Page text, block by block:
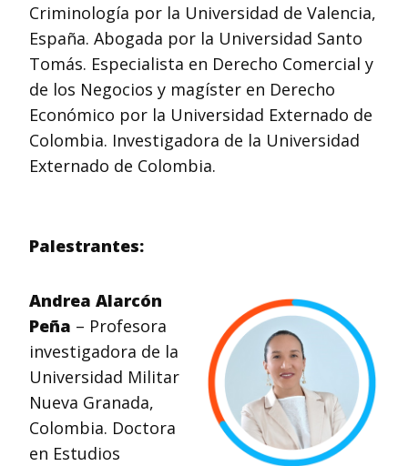
Criminología por la Universidad de Valencia,
España. Abogada por la Universidad Santo
Tomás. Especialista en Derecho Comercial y
de los Negocios y magíster en Derecho
Económico por la Universidad Externado de
Colombia. Investigadora de la Universidad
Externado de Colombia.
Palestrantes:
Andrea Alarcón
Peña – Profesora
investigadora de la
Universidad Militar
Nueva Granada,
Colombia. Doctora
en Estudios